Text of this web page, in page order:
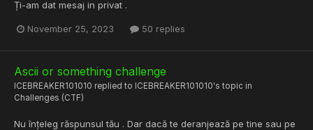
Ți-am dat mesaj in privat .
November 25, 2023 50 replies
Ascii or something challenge
ICEBREAKER101010 replied to ICEBREAKER101010's topic in
Challenges (CTF)
Nu înțeleg răspunsul tău . Dar dacă te deranjează pe tine sau pe